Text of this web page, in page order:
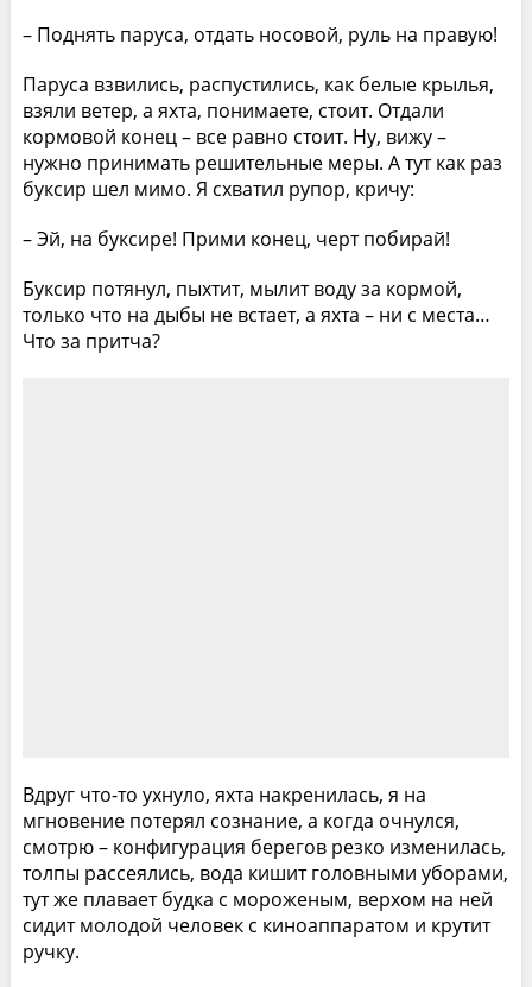
– Поднять паруса, отдать носовой, руль на правую!
Паруса взвились, распустились, как белые крылья,
взяли ветер, а яхта, понимаете, стоит. Отдали
кормовой конец – все равно стоит. Ну, вижу –
нужно принимать решительные меры. А тут как раз
буксир шел мимо. Я схватил рупор, кричу:
– Эй, на буксире! Прими конец, черт побирай!
Буксир потянул, пыхтит, мылит воду за кормой,
только что на дыбы не встает, а яхта – ни с места…
Что за притча?
Вдруг что-то ухнуло, яхта накренилась, я на
мгновение потерял сознание, а когда очнулся,
смотрю – конфигурация берегов резко изменилась,
толпы рассеялись, вода кишит головными уборами,
тут же плавает будка с мороженым, верхом на ней
сидит молодой человек с киноаппаратом и крутит
ручку.